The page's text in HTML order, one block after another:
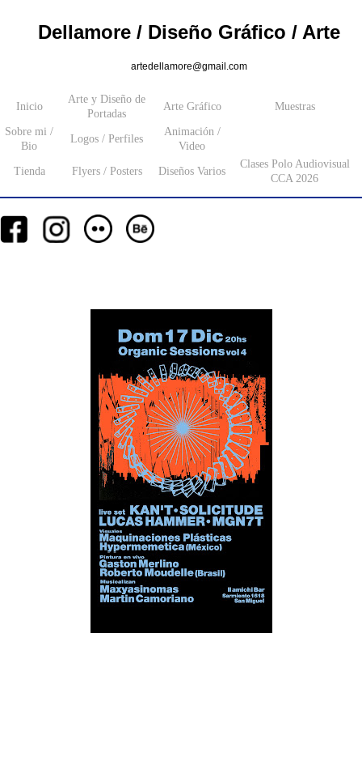
Dellamore / Diseño Gráfico / Arte
artedellamore@gmail.com
Inicio
Arte y Diseño de
Portadas
Arte Gráfico Muestras
Sobre mi /
Bio
Logos / Perfiles
Animación /
Video
Tienda Flyers / Posters Diseños Varios
Clases Polo Audiovisual
CCA 2026